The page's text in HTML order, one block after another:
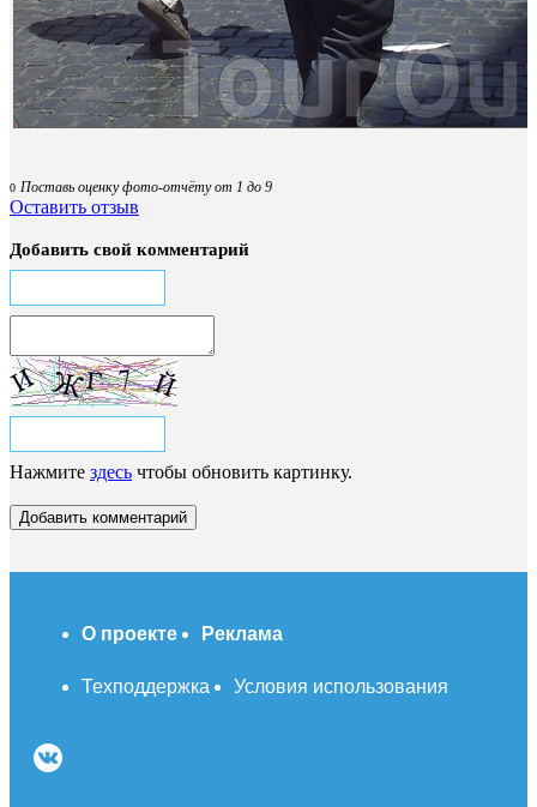
0 Поставь оценку фото-отчёту от 1 до 9
Оставить отзыв
Добавить свой комментарий
Нажмите здесь чтобы обновить картинку.
О проекте Реклама
Техподдержка Условия использования